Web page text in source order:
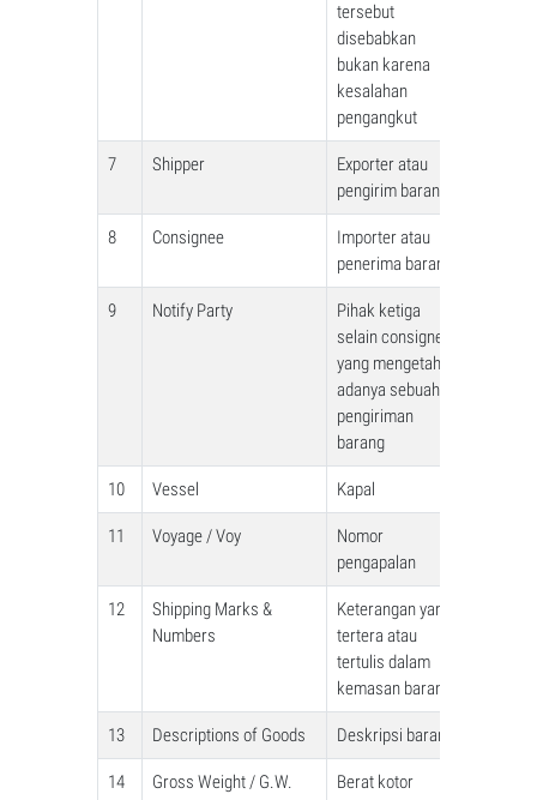
tersebut
disebabkan
bukan karena
kesalahan
pengangkut
7 Shipper
Exporter atau
pengirim barang
8 Consignee
Importer atau
penerima barang
9 Notify Party
Pihak ketiga
selain consignee
yang mengetahui
adanya sebuah
pengiriman
barang
10 Vessel Kapal
11 Voyage / Voy
Nomor
pengapalan
12
Shipping Marks &
Numbers
Keterangan yang
tertera atau
tertulis dalam
kemasan barang
13 Descriptions of Goods Deskripsi barang
14 Gross Weight / G.W.
Berat kotor